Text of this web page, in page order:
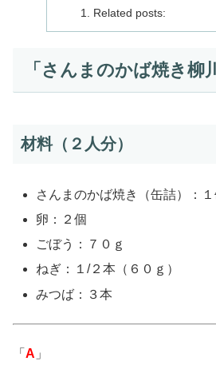
Related posts:
「さんまのかば焼き柳
材料（２人分）
さんまのかば焼き（缶詰）：１
卵：２個
ごぼう：７０ｇ
ねぎ：１/２本（６０ｇ）
みつば：３本
「 A 」